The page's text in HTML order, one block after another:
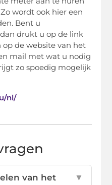
wordt ook hier een
Bent u
drukt u op de link
op de website van het
mail met wat u nodig
zo spoedig mogelijk
nl/
van het
▼